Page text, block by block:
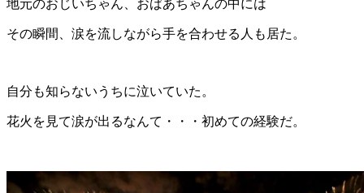
地元のおじいちゃん、おばあちゃんの中には
その瞬間、涙を流しながら手を合わせる人も居た。
自分も知らないうちに泣いていた。
花火を見て涙が出るなんて・・・初めての経験だ。